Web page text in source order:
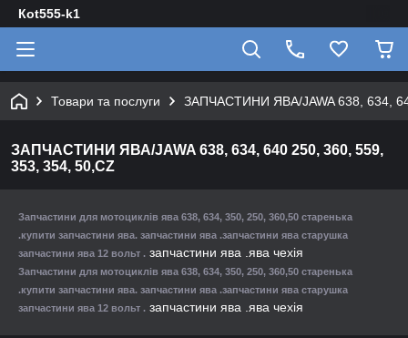
Кot555-k1
Товари та послуги ЗАПЧАСТИНИ ЯВА/JAWA 638, 634,
ЗАПЧАСТИНИ ЯВА/JAWA 638, 634, 640 250, 360, 559,
353, 354, 50,CZ
Запчастини для мотоциклів ява 638, 634, 350, 250, 360,50 старенька
.купити запчастини ява. запчастини ява .запчастини ява старушка
запчастини ява 12 вольт . запчастини ява .ява чехія
Запчастини для мотоциклів ява 638, 634, 350, 250, 360,50 старенька
.купити запчастини ява. запчастини ява .запчастини ява старушка
запчастини ява 12 вольт . запчастини ява .ява чехія